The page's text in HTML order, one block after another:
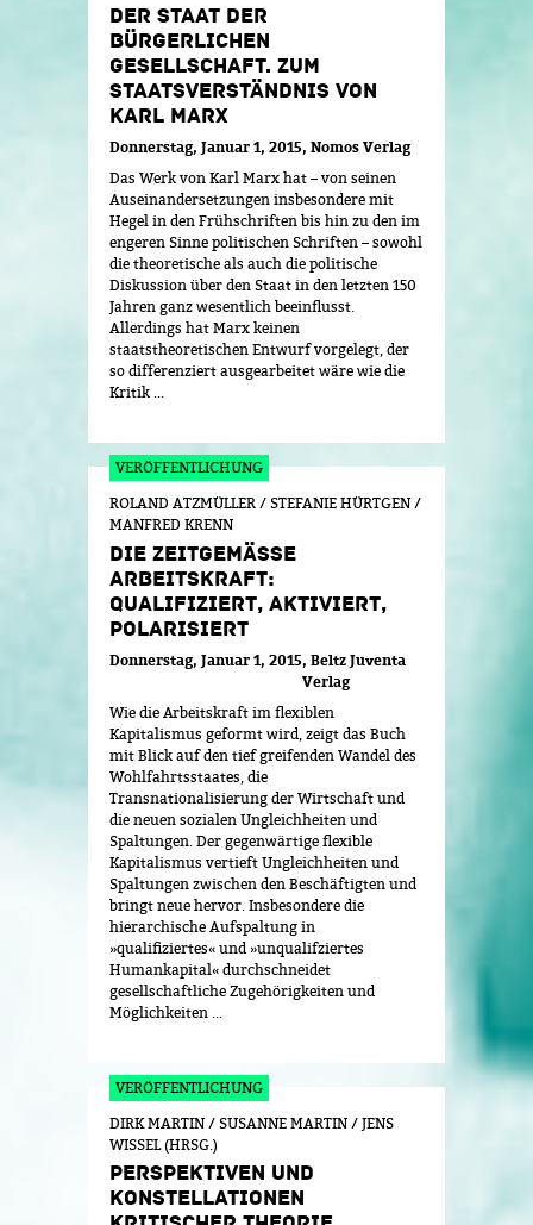
DER STAAT DER
BÜRGERLICHEN
GESELLSCHAFT. ZUM
STAATSVERSTÄNDNIS VON
KARL MARX
Donnerstag, Januar 1, 2015 Nomos Verlag
Das Werk von Karl Marx hat – von seinen
Auseinandersetzungen insbesondere mit
Hegel in den Frühschriften bis hin zu den im
engeren Sinne politischen Schriften – sowohl
die theoretische als auch die politische
Diskussion über den Staat in den letzten 150
Jahren ganz wesentlich beeinflusst.
Allerdings hat Marx keinen
staatstheoretischen Entwurf vorgelegt, der
so differenziert ausgearbeitet wäre wie die
Kritik ...
ROLAND ATZMÜLLER / STEFANIE HÜRTGEN /
MANFRED KRENN
DIE ZEITGEMÄSSE A
RBEITSKRAFT: Q
UALIFIZIERT, AKTIVIERT, P
OLARISIERT
Donnerstag, Januar 1, 2015 Beltz Juventa
Verlag
Wie die Arbeitskraft im flexiblen
Kapitalismus geformt wird, zeigt das Buch
mit Blick auf den tief greifenden Wandel des
Wohlfahrtsstaates, die
Transnationalisierung der Wirtschaft und
die neuen sozialen Ungleichheiten und
Spaltungen. Der gegenwärtige flexible
Kapitalismus vertieft Ungleichheiten und
Spaltungen zwischen den Beschäftigten und
bringt neue hervor. Insbesondere die
hierarchische Aufspaltung in
»qualifiziertes« und »unqualifziertes
Humankapital« durchschneidet
gesellschaftliche Zugehörigkeiten und
Möglichkeiten ...
DIRK MARTIN / SUSANNE MARTIN / JENS
WISSEL (HRSG.)
PERSPEKTIVEN UND
KONSTELLATIONEN